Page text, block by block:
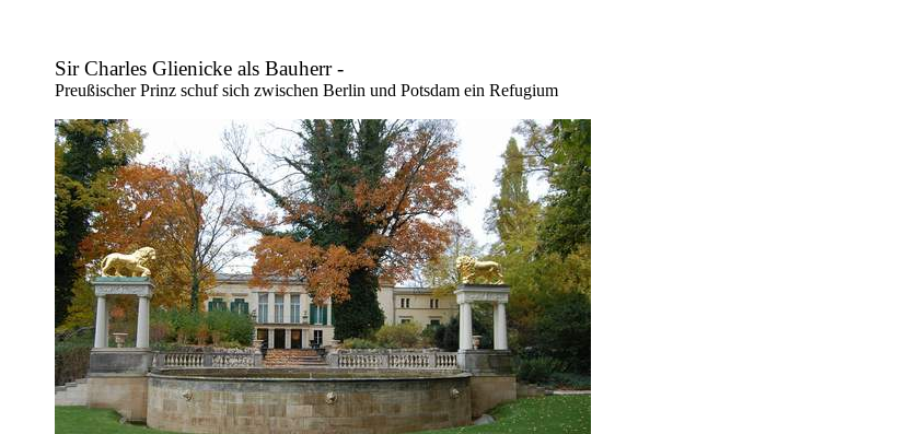
Sir Charles Glienicke als Bauherr -
Preußischer Prinz schuf sich zwischen Berlin und Potsdam ein Refugium